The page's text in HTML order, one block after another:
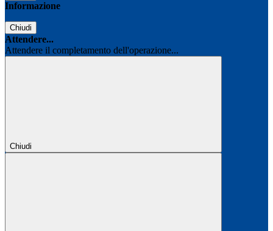
Informazione
Chiudi
Attendere...
Attendere il completamento dell'operazione...
Chiudi